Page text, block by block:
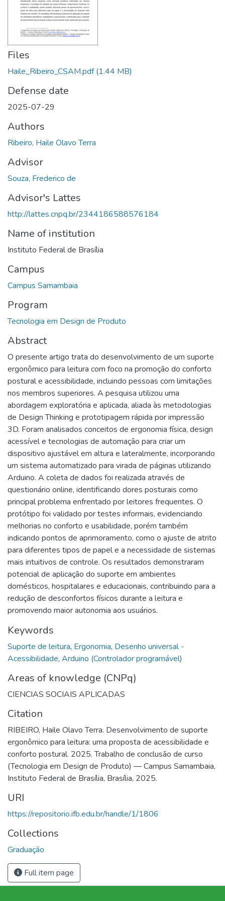
Files
Haile_Ribeiro_CSAM.pdf(1.44 MB)
Defense date
2025-07-29
Authors
Ribeiro, Haile Olavo Terra
Advisor
Souza, Frederico de
Advisor's Lattes
http://lattes.cnpq.br/2344186588576184
Name of institution
Instituto Federal de Brasília
Campus
Campus Samambaia
Program
Tecnologia em Design de Produto
Abstract
O presente artigo trata do desenvolvimento de um suporte
ergonômico para leitura com foco na promoção do conforto
postural e acessibilidade, incluindo pessoas com limitações
nos membros superiores. A pesquisa utilizou uma
abordagem exploratória e aplicada, aliada às metodologias
de Design Thinking e prototipagem rápida por impressão
3D. Foram analisados conceitos de ergonomia física, design
acessível e tecnologias de automação para criar um
dispositivo ajustável em altura e lateralmente, incorporando
um sistema automatizado para virada de páginas utilizando
Arduino. A coleta de dados foi realizada através de
questionário online, identificando dores posturais como
principal problema enfrentado por leitores frequentes. O
protótipo foi validado por testes informais, evidenciando
melhorias no conforto e usabilidade, porém também
indicando pontos de aprimoramento, como o ajuste de atrito
para diferentes tipos de papel e a necessidade de sistemas
mais intuitivos de controle. Os resultados demonstraram
potencial de aplicação do suporte em ambientes
domésticos, hospitalares e educacionais, contribuindo para a
redução de desconfortos físicos durante a leitura e
promovendo maior autonomia aos usuários.
Keywords
Suporte de leitura, Ergonomia, Desenho universal -
Acessibilidade, Arduino (Controlador programável)
Areas of knowledge (CNPq)
CIENCIAS SOCIAIS APLICADAS
Citation
RIBEIRO, Haile Olavo Terra. Desenvolvimento de suporte
ergonômico para leitura: uma proposta de acessibilidade e
conforto postural. 2025. Trabalho de conclusão de curso
(Tecnologia em Design de Produto) — Campus Samambaia,
Instituto Federal de Brasília, Brasília, 2025.
URI
https://repositorio.ifb.edu.br/handle/1/1806
Collections
Graduação
Full item page